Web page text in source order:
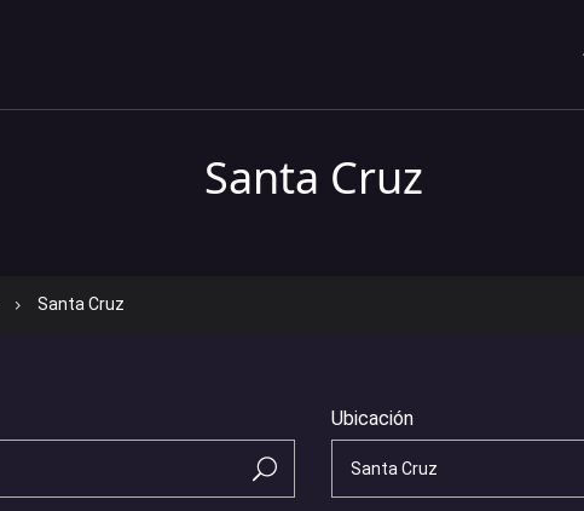
Santa Cruz
Santa Cruz
Ubicación